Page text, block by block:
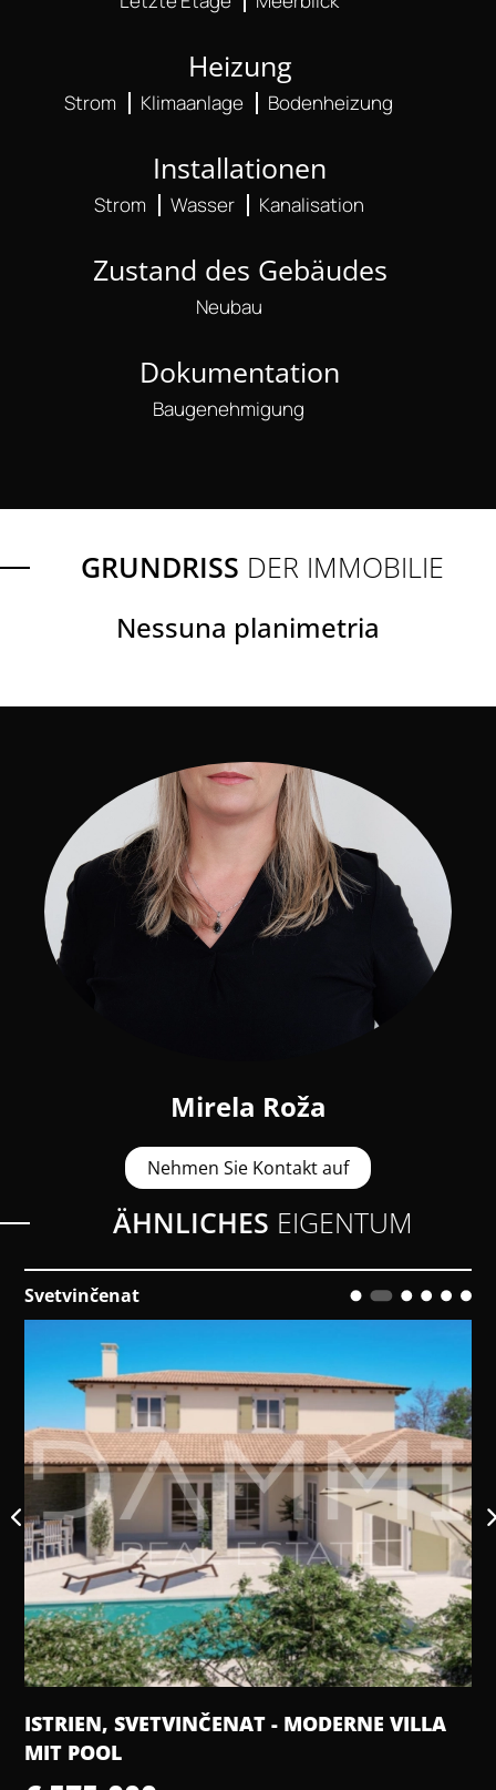
Heizung
Strom Klimaanlage Bodenheizung
Installationen
Strom Wasser Kanalisation
Zustand des Gebäudes
Neubau
Dokumentation
Baugenehmigung
GRUNDRISS DER IMMOBILIE
Nessuna planimetria
Mirela Roža
Nehmen Sie Kontakt auf
ÄHNLICHES EIGENTUM
Svetvinčenat
ISTRIEN, SVETVINČENAT - MODERNE VILLA
MIT POOL